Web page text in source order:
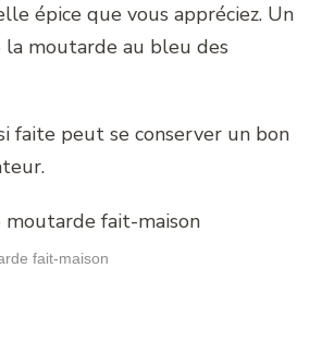
épice que vous appréciez. Un
la moutarde au bleu des
faite peut se conserver un bon
fait-maison